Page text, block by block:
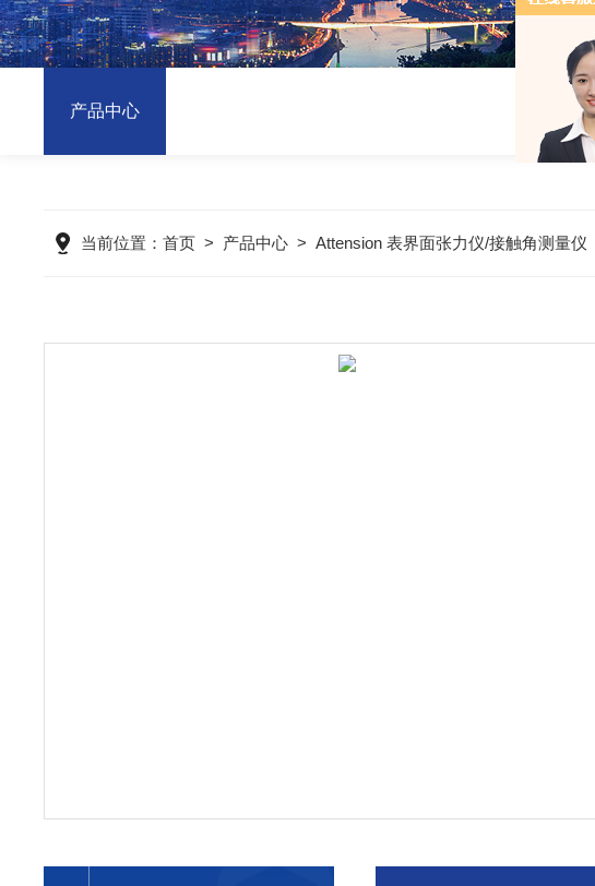
产品中心
当前位置：首页 > 产品中心 >Attension 表界面张力仪/接触角测量仪